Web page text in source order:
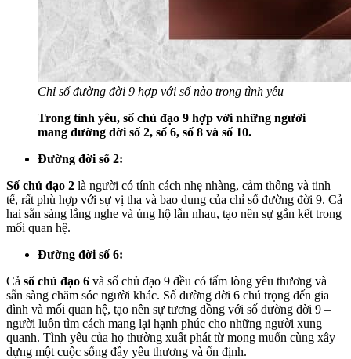
Chỉ số đường đời 9 hợp với số nào trong tình yêu
Trong tình yêu, số chủ đạo 9 hợp với những người
mang đường đời số 2, số 6, số 8 và số 10.
Đường đời số 2:
Số chủ đạo 2 là người có tính cách nhẹ nhàng, cảm thông và tinh
tế, rất phù hợp với sự vị tha và bao dung của chỉ số đường đời 9. Cả
hai sẵn sàng lắng nghe và ủng hộ lẫn nhau, tạo nên sự gắn kết trong
mối quan hệ.
Đường đời số 6:
Cả số chủ đạo 6 và số chủ đạo 9 đều có tấm lòng yêu thương và
sẵn sàng chăm sóc người khác. Số đường đời 6 chú trọng đến gia
đình và mối quan hệ, tạo nên sự tương đồng với số đường đời 9 –
người luôn tìm cách mang lại hạnh phúc cho những người xung
quanh. Tình yêu của họ thường xuất phát từ mong muốn cùng xây
dựng một cuộc sống đầy yêu thương và ổn định.